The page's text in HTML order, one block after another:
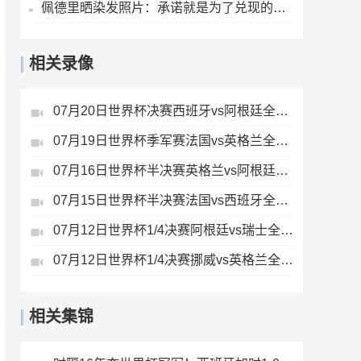
佩德里晒染发照片：承诺就是为了兑现的，世界杯冠军=金发佩德里
相关录像
07月20日世界杯决赛西班牙vs阿根廷全场录像
07月19日世界杯季军赛法国vs英格兰全场录像
07月16日世界杯半决赛英格兰vs阿根廷全场录像
07月15日世界杯半决赛法国vs西班牙全场录像
07月12日世界杯1/4决赛阿根廷vs瑞士全场录像
07月12日世界杯1/4决赛挪威vs英格兰全场录像
相关集锦